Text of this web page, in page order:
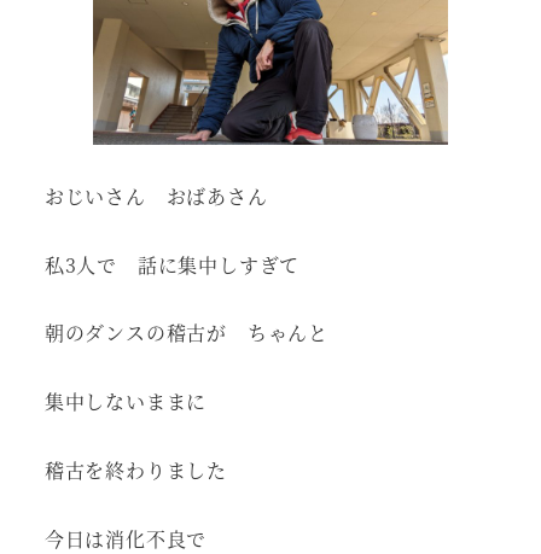
おじいさん おばあさん
私3人で 話に集中しすぎて
朝のダンスの稽古が ちゃんと
集中しないままに
稽古を終わりました
今日は消化不良で